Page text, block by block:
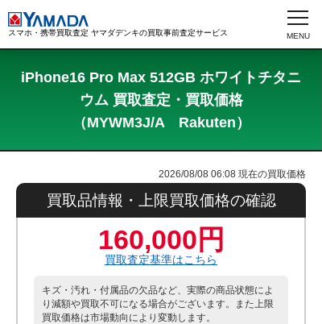
スマホ・携帯買取査定 ヤマダデンキの買取事前査定サービス
iPhone16 Pro Max 512GB ホワイトチタニ
ウム 買取査定・買取価格
（MYWM3J/A Rakuten）
2026/08/08 06:08 現在の買取価格
買取品情報・上限買取価格の確認
160,000円
買取査定基準はこちら
キズ・汚れ・付属品の欠品など、実際の商品状態によ
り減額や買取不可になる場合がございます。また上限
買取価格は市場動向により変動します。